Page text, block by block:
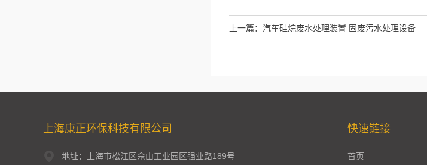
上一篇： 汽车硅烷废水处理装置 固废污水处理设备
上海康正环保科技有限公司
地址：上海市松江区佘山工业园区强业路189号
快速链接
首页